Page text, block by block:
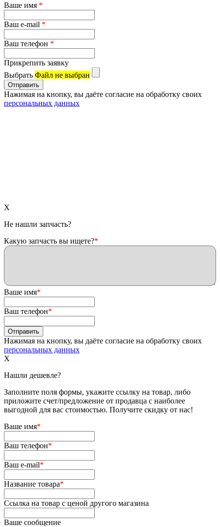
Ваше имя *
Ваш e-mail *
Ваш телефон *
Прикрепить заявку
Выбрать Файл не выбран
Нажимая на кнопку, вы даёте согласие на обработку своих
персональных данных
X
Не нашли запчасть?
Какую запчасть вы ищете?*
Ваше имя*
Ваш телефон*
Нажимая на кнопку, вы даёте согласие на обработку своих
персональных данных
X
Нашли дешевле?
Заполните поля формы, укажите ссылку на товар, либо
приложите счет/предложение от продавца с наиболее
выгодной для вас стоимостью. Получите скидку от нас!
Ваше имя*
Ваш телефон*
Ваш e-mail*
Название товара*
Ссылка на товар с ценой другого магазина
Ваше сообщение